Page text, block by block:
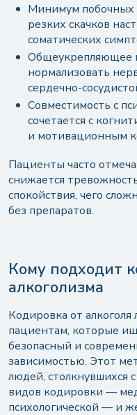
Минимум побочных
резких скачков
соматических
Общеукрепляющее
нормализовать
сердечно-
Совместимость с
сочетается с
и мотивационным
Пациенты часто
снижается
спокойствия, чего
без препаратов.
Кому подходит
алкоголизма
Кодировка от
пациентам, которые
безопасный и
зависимостью. Этот
людей, столкнувшихся
видов кодировки —
психологической — и